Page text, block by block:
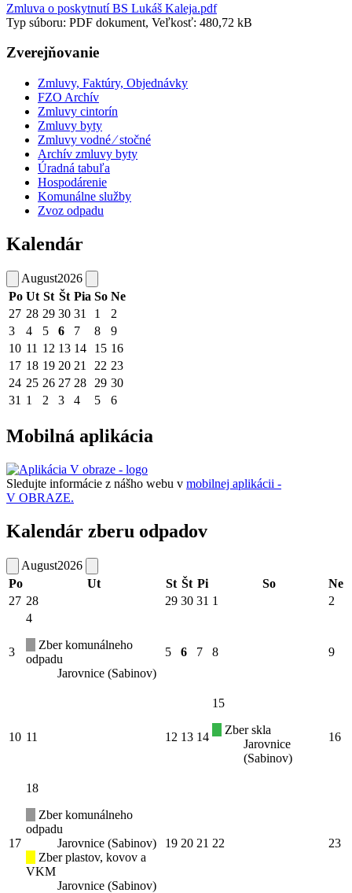
Zmluva o poskytnutí BS Lukáš Kaleja.pdf
Typ súboru: PDF dokument, Veľkosť: 480,72 kB
Zverejňovanie
Zmluvy, Faktúry, Objednávky
FZO Archív
Zmluvy cintorín
Zmluvy byty
Zmluvy vodné ⁄ stočné
Archív zmluvy byty
Úradná tabuľa
Hospodárenie
Komunálne služby
Zvoz odpadu
Kalendár
August2026
Po Ut St Št Pia So Ne
27 28 29 30 31 1
2
3
4 5 6 7 8
9
10 11 12 13 14 15 16
17 18 19 20 21 22 23
24 25 26 27 28 29 30
31 1 2 3 4 5 6
Mobilná aplikácia
Sledujte informácie z nášho webu v mobilnej aplikácii -
V OBRAZE.
Kalendár zberu odpadov
August2026
Po
Ut St Št Pi So
Ne
27 28 29 30 31 1 2
3
4
Zber komunálneho
odpadu
Jarovnice (Sabinov)
5 6 7 8 9
10 11 12 13 14
15
Zber skla
Jarovnice
(Sabinov)
16
17
18
Zber komunálneho
odpadu
Jarovnice (Sabinov)
Zber plastov, kovov a
VKM
Jarovnice (Sabinov)
19 20 21 22 23